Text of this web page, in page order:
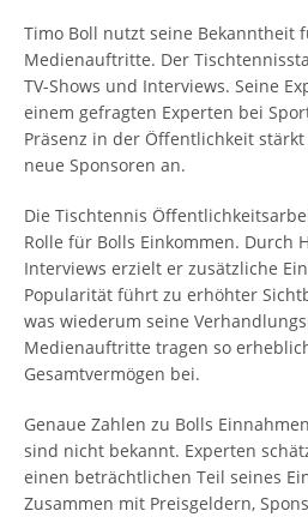
Timo Boll nutzt seine Bekanntheit
Medienauftritte. Der
TV-Shows und Interviews. Seine
einem gefragten Experten bei
Präsenz in der Öffentlichkeit
neue Sponsoren an.
Die Tischtennis
Rolle für Bolls Einkommen. Durch
Interviews erzielt er zusätzliche
Popularität führt zu erhöhter
was wiederum seine
Medienauftritte tragen so
Gesamtvermögen bei.
Genaue Zahlen zu Bolls
sind nicht bekannt. Experten
einen beträchtlichen Teil seines
Zusammen mit Preisgeldern,